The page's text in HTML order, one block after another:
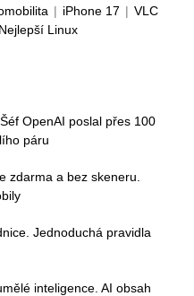
| iPhone 17 | VLC
Nejlepší Linux
OpenAI poslal přes 100
páru
zdarma a bez skeneru.
Jednoduchá pravidla
inteligence. AI obsah